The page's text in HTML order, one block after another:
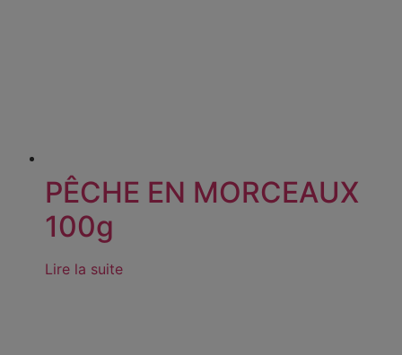
PÊCHE EN MORCEAUX
100g
Lire la suite